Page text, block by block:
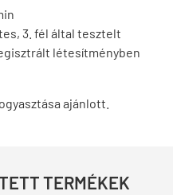
3. fél által tesztelt
létesítményben
ajánlott.
TERMÉKEK